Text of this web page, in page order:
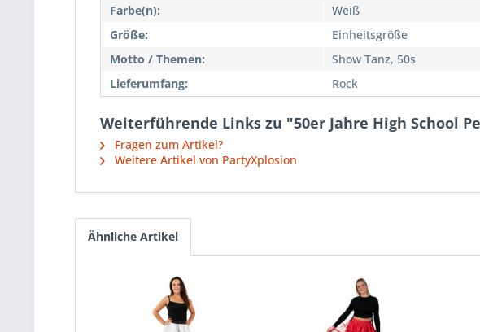
Farbe(n):
Weiß
Größe:
Einheitsgröße
Motto / Themen:
Show Tanz, 50s
Lieferumfang:
Rock
Weiterführende Links zu "50er Jahre High School
Fragen zum Artikel?
Weitere Artikel von PartyXplosion
Ähnliche Artikel